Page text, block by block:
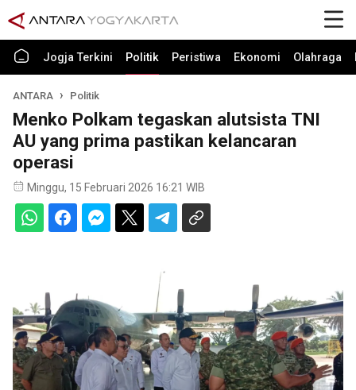
Jogja Terkini Politik Peristiwa Ekonomi Olahraga
ANTARA Politik
Menko Polkam tegaskan alutsista TNI
AU yang prima pastikan kelancaran
operasi
Minggu, 15 Februari 2026 16:21 WIB